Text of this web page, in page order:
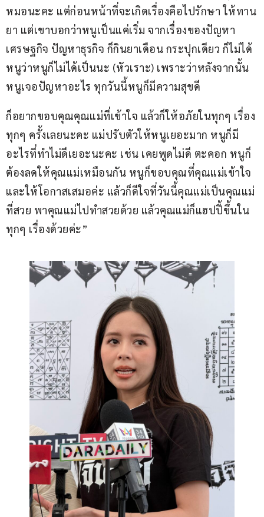
หมอนะคะ แต่ก่อนหน้าที่จะเกิดเรื่องคือไปรักษา ให้ทาน
ยา แต่เขาบอกว่าหนูเป็นแค่เริ่ม จากเรื่องของปัญหา
เศรษฐกิจ ปัญหาธุรกิจ ก็กินยาเดือน กระปุกเดียว ก็ไม่ได้
หนูว่าหนูก็ไม่ได้เป็นนะ (หัวเราะ) เพราะว่าหลังจากนั้น
หนูเจอปัญหาอะไร ทุกวันนี้หนูก็มีความสุขดี
ก็อยากขอบคุณคุณแม่ที่เข้าใจ แล้วก็ให้อภัยในทุกๆ เรื่อง
ทุกๆ ครั้งเลยนะคะ แม่ปรับตัวให้หนูเยอะมาก หนูก็มี
อะไรที่ทำไม่ดีเยอะนะคะ เช่น เคยพูดไม่ดี ตะคอก หนูก็
ต้องลดให้คุณแม่เหมือนกัน หนูก็ขอบคุณที่คุณแม่เข้าใจ
และให้โอกาสเสมอค่ะ แล้วก็ดีใจที่วันนี้คุณแม่เป็นคุณแม่
ที่สวย พาคุณแม่ไปทำสวยด้วย แล้วคุณแม่ก็แฮปปี้ขึ้นใน
ทุกๆ เรื่องด้วยค่ะ”